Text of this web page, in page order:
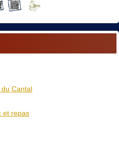
Cantal
et repas